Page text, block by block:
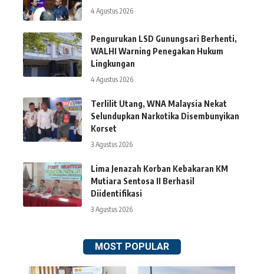
4 Agustus 2026
Pengurukan LSD Gunungsari Berhenti,
WALHI Warning Penegakan Hukum
Lingkungan
4 Agustus 2026
Terlilit Utang, WNA Malaysia Nekat
Selundupkan Narkotika Disembunyikan
Korset
3 Agustus 2026
Lima Jenazah Korban Kebakaran KM
Mutiara Sentosa II Berhasil
Diidentifikasi
3 Agustus 2026
MOST POPULAR